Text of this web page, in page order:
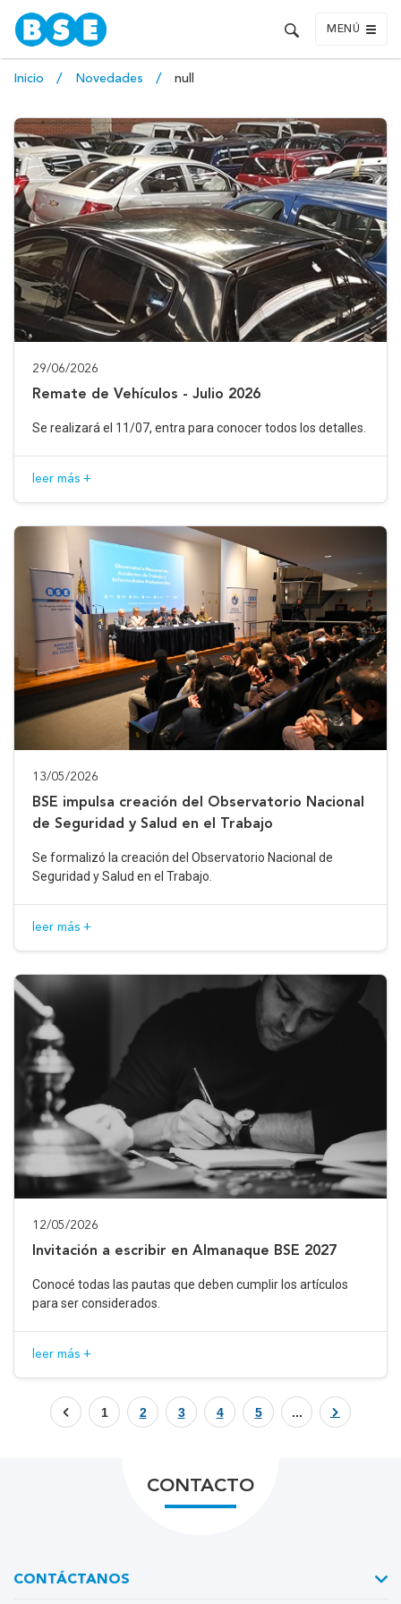
MENÚ
Inicio Novedades null
29/06/2026
Remate de Vehículos - Julio 2026
Se realizará el 11/07, entra para conocer todos los detalles.
leer más +
13/05/2026
BSE impulsa creación del Observatorio Nacional
de Seguridad y Salud en el Trabajo
Se formalizó la creación del Observatorio Nacional de
Seguridad y Salud en el Trabajo.
leer más +
12/05/2026
Invitación a escribir en Almanaque BSE 2027
Conocé todas las pautas que deben cumplir los artículos
para ser considerados.
leer más +
1 2 3 4 5 ...
CONTACTO
CONTÁCTANOS